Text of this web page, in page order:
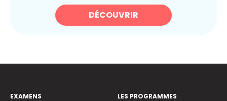
DÉCOUVRIR
EXAMENS
LES PROGRAMMES